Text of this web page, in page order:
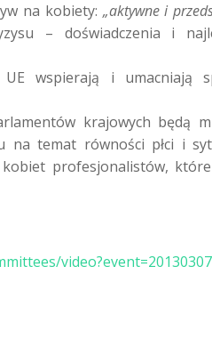
na kobiety: „aktywne i
– doświadczenia i
wspierają i umacniają
krajowych będą
na temat równości płci i
profesjonalistów,